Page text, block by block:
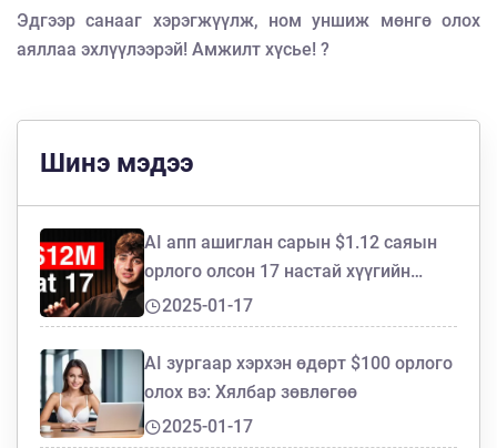
Эдгээр санааг хэрэгжүүлж, ном уншиж мөнгө олох
аяллаа эхлүүлээрэй! Амжилт хүсье! ?
Шинэ мэдээ
AI апп ашиглан сарын $1.12 саяын
орлого олсон 17 настай хүүгийн
стратеги
2025-01-17
AI зургаар хэрхэн өдөрт $100 орлого
олох вэ: Хялбар зөвлөгөө
2025-01-17